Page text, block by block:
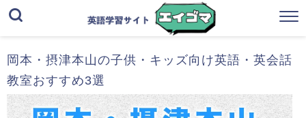
岡本・摂津本山の子供・キッズ向け英語・英会話
教室おすすめ3選